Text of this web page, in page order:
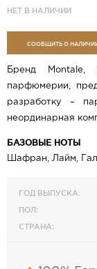
НЕТ В НАЛИЧИИ
СООБЩИТЬ О
Бренд Montale,
парфюмерии,
разработку –
неординарная
БАЗОВЫЕ НОТЫ
Шафран, Лайм,
ГОД ВЫПУСКА:
ПОЛ:
СТРАНА: